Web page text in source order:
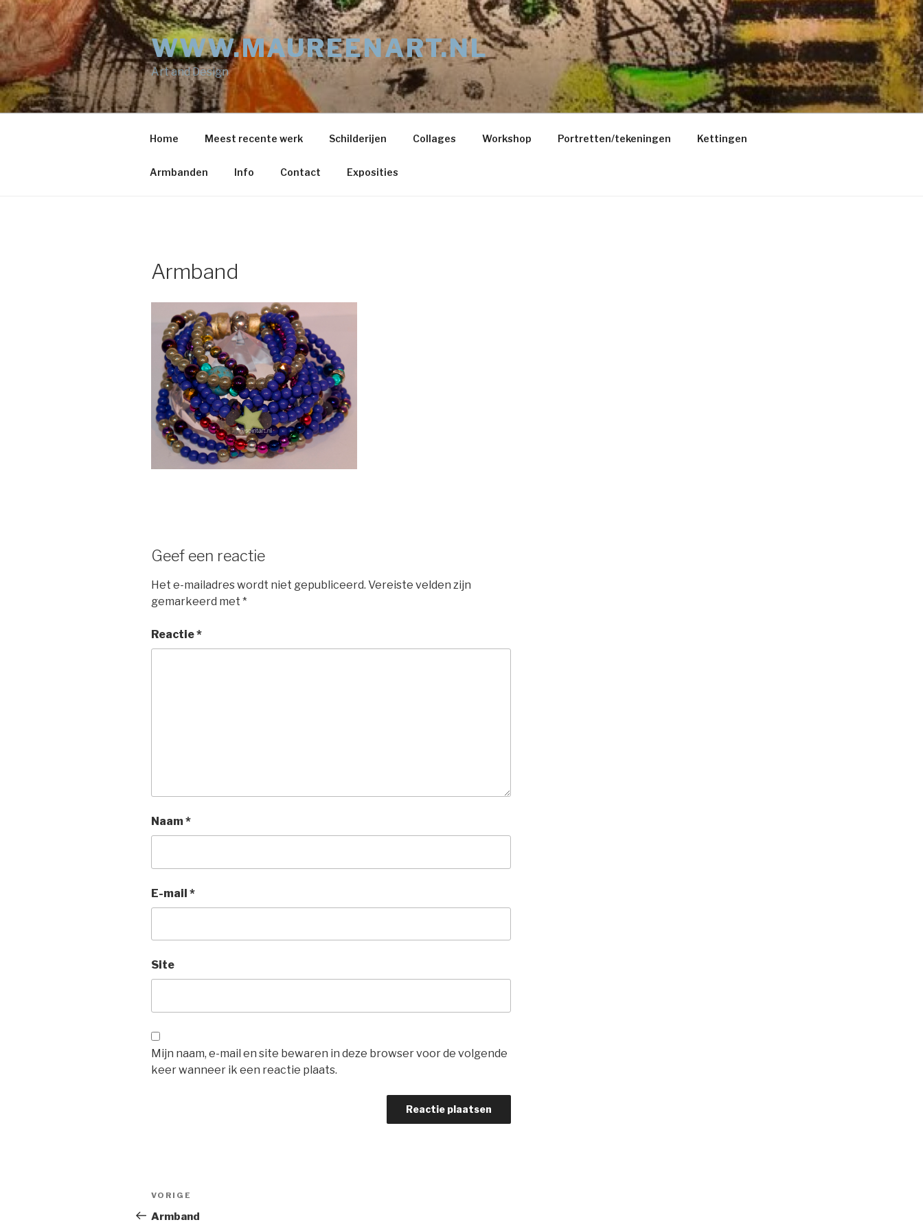
Naar
de
inhoud
springen
WWW.MAUREENART.NL
Art and Design
Home Meest recente werk Schilderijen Collages Workshop Portretten/tekeningen Kettingen
Armbanden Info Contact Exposities
Armband
Geef een reactie
Het e-mailadres wordt niet gepubliceerd. Vereiste velden zijn
gemarkeerd met *
Reactie*
Naam*
E-mail *
Site
Mijn naam, e-mail en site bewaren in deze browser voor de volgende
keer wanneer ik een reactie plaats.
Bericht
navigatie
Vorig
bericht
VORIGE
Armband